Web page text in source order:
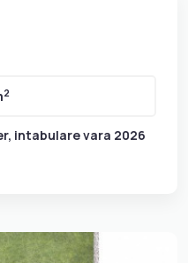
2
intabulare vara 2026